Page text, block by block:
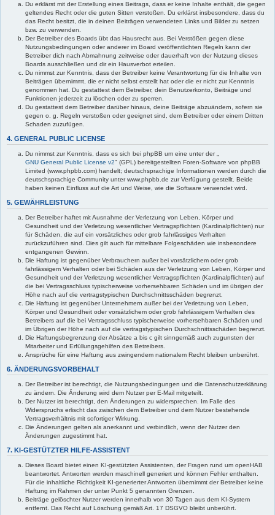
Du erklärst mit der Erstellung eines Beitrags, dass er keine Inhalte enthält, die gegen
geltendes Recht oder die guten Sitten verstoßen. Du erklärst insbesondere, dass du
das Recht besitzt, die in deinen Beiträgen verwendeten Links und Bilder zu setzen
bzw. zu verwenden.
Der Betreiber des Boards übt das Hausrecht aus. Bei Verstößen gegen diese
Nutzungsbedingungen oder anderer im Board veröffentlichten Regeln kann der
Betreiber dich nach Abmahnung zeitweise oder dauerhaft von der Nutzung dieses
Boards ausschließen und dir ein Hausverbot erteilen.
Du nimmst zur Kenntnis, dass der Betreiber keine Verantwortung für die Inhalte von
Beiträgen übernimmt, die er nicht selbst erstellt hat oder die er nicht zur Kenntnis
genommen hat. Du gestattest dem Betreiber, dein Benutzerkonto, Beiträge und
Funktionen jederzeit zu löschen oder zu sperren.
Du gestattest dem Betreiber darüber hinaus, deine Beiträge abzuändern, sofern sie
gegen o. g. Regeln verstoßen oder geeignet sind, dem Betreiber oder einem Dritten
Schaden zuzufügen.
4. GENERAL PUBLIC LICENSE
Du nimmst zur Kenntnis, dass es sich bei phpBB um eine unter der „
GNU General Public License v2" (GPL) bereitgestellten Foren-Software von phpBB
Limited (www.phpbb.com) handelt; deutschsprachige Informationen werden durch die
deutschsprachige Community unter www.phpbb.de zur Verfügung gestellt. Beide
haben keinen Einfluss auf die Art und Weise, wie die Software verwendet wird.
5. GEWÄHRLEISTUNG
Der Betreiber haftet mit Ausnahme der Verletzung von Leben, Körper und
Gesundheit und der Verletzung wesentlicher Vertragspflichten (Kardinalpflichten) nur
für Schäden, die auf ein vorsätzliches oder grob fahrlässiges Verhalten
zurückzuführen sind. Dies gilt auch für mittelbare Folgeschäden wie insbesondere
entgangenen Gewinn.
Die Haftung ist gegenüber Verbrauchern außer bei vorsätzlichem oder grob
fahrlässigem Verhalten oder bei Schäden aus der Verletzung von Leben, Körper und
Gesundheit und der Verletzung wesentlicher Vertragspflichten (Kardinalpflichten) auf
die bei Vertragsschluss typischerweise vorhersehbaren Schäden und im übrigen der
Höhe nach auf die vertragstypischen Durchschnittsschäden begrenzt.
Die Haftung ist gegenüber Unternehmern außer bei der Verletzung von Leben,
Körper und Gesundheit oder vorsätzlichem oder grob fahrlässigem Verhalten des
Betreibers auf die bei Vertragsschluss typischerweise vorhersehbaren Schäden und
im Übrigen der Höhe nach auf die vertragstypischen Durchschnittsschäden begrenzt.
Die Haftungsbegrenzung der Absätze a bis c gilt sinngemäß auch zugunsten der
Mitarbeiter und Erfüllungsgehilfen des Betreibers.
Ansprüche für eine Haftung aus zwingendem nationalem Recht bleiben unberührt.
6. ÄNDERUNGSVORBEHALT
Der Betreiber ist berechtigt, die Nutzungsbedingungen und die Datenschutzerklärung
zu ändern. Die Änderung wird dem Nutzer per E-Mail mitgeteilt.
Der Nutzer ist berechtigt, den Änderungen zu widersprechen. Im Falle des
Widerspruchs erlischt das zwischen dem Betreiber und dem Nutzer bestehende
Vertragsverhältnis mit sofortiger Wirkung.
Die Änderungen gelten als anerkannt und verbindlich, wenn der Nutzer den
Änderungen zugestimmt hat.
7. KI-GESTÜTZTER HILFE-ASSISTENT
Dieses Board bietet einen KI-gestützten Assistenten, der Fragen rund um openHAB
beantwortet. Antworten werden maschinell generiert und können Fehler enthalten.
Für die inhaltliche Richtigkeit KI-generierter Antworten übernimmt der Betreiber keine
Haftung im Rahmen der unter Punkt 5 genannten Grenzen.
Beiträge gelöschter Nutzer werden innerhalb von 30 Tagen aus dem KI-System
entfernt. Das Recht auf Löschung gemäß Art. 17 DSGVO bleibt unberührt.